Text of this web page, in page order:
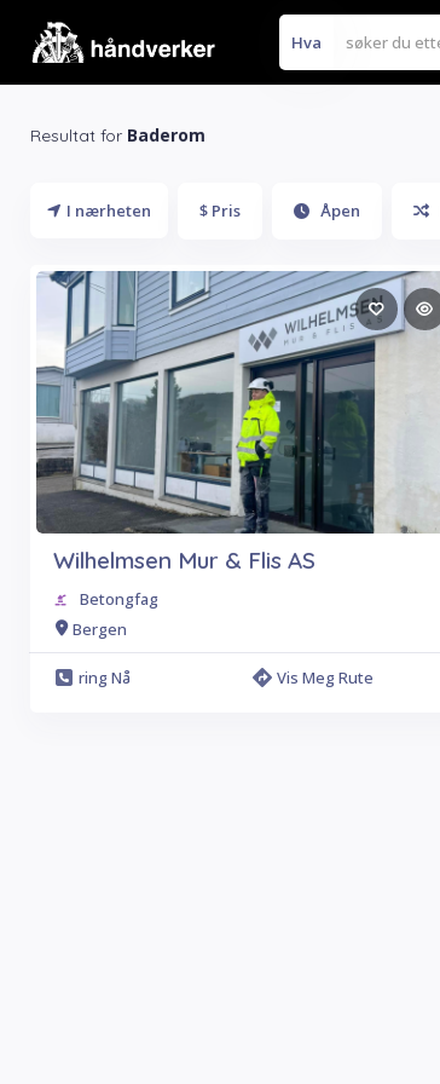
Hva
Resultat for Baderom
I nærheten $ Pris Åpen
Wilhelmsen Mur & Flis AS
Betongfag
Bergen
ring Nå Vis Meg Rute